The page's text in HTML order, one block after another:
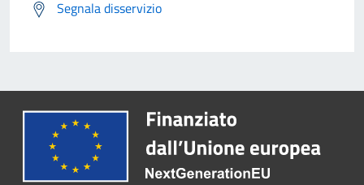
Segnala disservizio